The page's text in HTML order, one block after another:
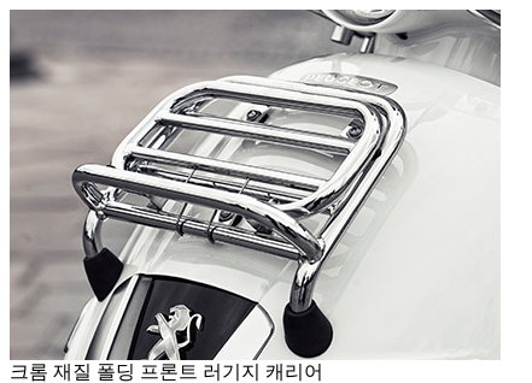
크롬 재질 폴딩 프론트 러기지 캐리어